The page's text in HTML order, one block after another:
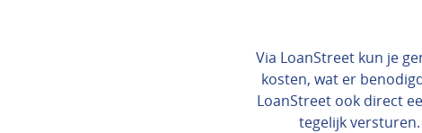
Via LoanStreet kun je
kosten, wat er
LoanStreet ook direct
tegelijk